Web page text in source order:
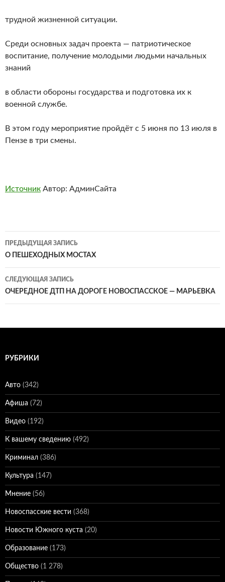
трудной жизненной ситуации.
Среди основных задач проекта — патриотическое
воспитание, получение молодыми людьми начальных
знаний
в области обороны государства и подготовка их к
военной службе.
В этом году мероприятие пройдёт с 5 июня по 13 июля в
Пензе в три смены.
Источник Автор: АдминСайта
Навигация
по
записям
ПРЕДЫДУЩАЯ ЗАПИСЬ
О ПЕШЕХОДНЫХ МОСТАХ
СЛЕДУЮЩАЯ ЗАПИСЬ
ОЧЕРЕДНОЕ ДТП НА ДОРОГЕ НОВОСПАССКОЕ — МАРЬЕВКА
РУБРИКИ
Авто (342)
Афиша (72)
Видео (192)
К вашему сведению (492)
Криминал (386)
Культура (147)
Мнение (56)
Новоспасские вести (368)
Новости Южного куста (20)
Образование (173)
Общество (1 278)